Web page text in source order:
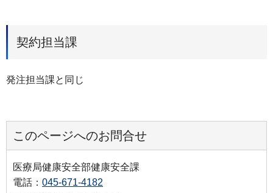
契約担当課
発注担当課と同じ
このページへのお問合せ
医療局健康安全部健康安全課
電話： 045-671-4182